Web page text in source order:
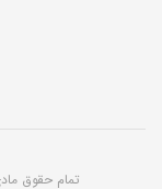
تمام حقوق مادی و